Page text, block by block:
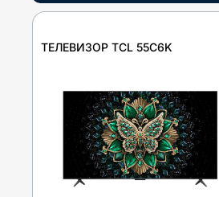
ТЕЛЕВИЗОР TCL 55C6K